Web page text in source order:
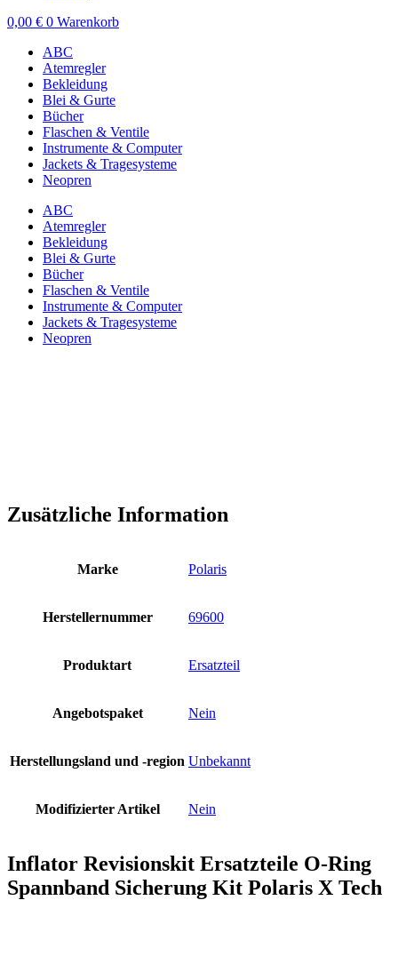
0,00 € 0 Warenkorb
ABC
Atemregler
Bekleidung
Blei & Gurte
Bücher
Flaschen & Ventile
Instrumente & Computer
Jackets & Tragesysteme
Neopren
ABC
Atemregler
Bekleidung
Blei & Gurte
Bücher
Flaschen & Ventile
Instrumente & Computer
Jackets & Tragesysteme
Neopren
Zusätzliche Information
Marke Polaris
Herstellernummer 69600
Produktart Ersatzteil
Angebotspaket Nein
Herstellungsland und -region Unbekannt
Modifizierter Artikel Nein
Inflator Revisionskit Ersatzteile O-Ring
Spannband Sicherung Kit Polaris X Tech